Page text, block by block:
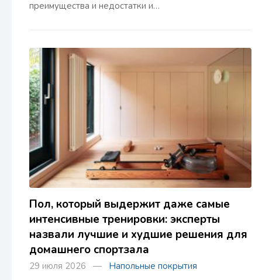
преимущества и недостатки и…
Пол, который выдержит даже самые
интенсивные тренировки: эксперты
назвали лучшие и худшие решения для
домашнего спортзала
29 июля 2026 — Напольные покрытия